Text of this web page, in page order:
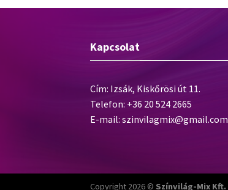
Kapcsolat
Cím: Izsák, Kiskőrösi út 11.
Telefon: +36 20 524 2665
E-mail: szinvilagmix@gmail.com
Copyright 2026 © Színvilág-Mix Kft.